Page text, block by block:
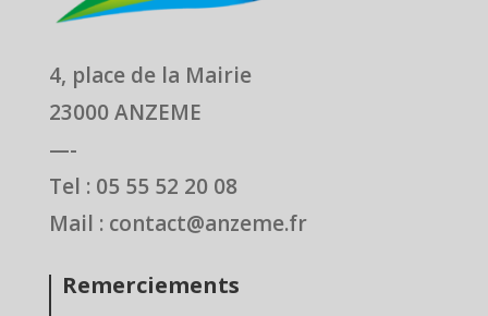
4, place de la Mairie
23000 ANZEME
—-
Tel : 05 55 52 20 08
Mail : contact@anzeme.fr
Remerciements